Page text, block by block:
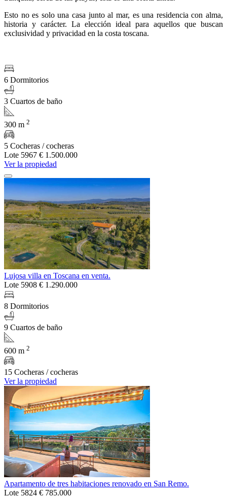
Esto no es solo una casa junto al mar, es una residencia con alma,
historia y carácter. La elección ideal para aquellos que buscan
exclusividad y privacidad en la costa toscana.
6 Dormitorios
3 Cuartos de baño
300 m 2
5 Cocheras / cocheras
Lote 5967 € 1.500.000
Ver la propiedad
Lujosa villa en Toscana en venta.
Lote 5908 € 1.290.000
8 Dormitorios
9 Cuartos de baño
600 m 2
15 Cocheras / cocheras
Ver la propiedad
Apartamento de tres habitaciones renovado en San Remo.
Lote 5824 € 785.000